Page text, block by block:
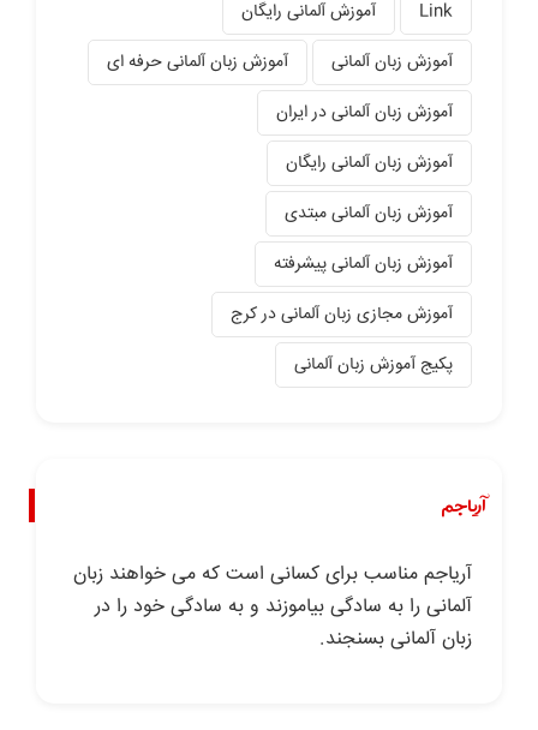
Link
آموزش آلمانی رایگان
آموزش زبان آلمانی
آموزش زبان آلمانی حرفه ای
آموزش زبان آلمانی در ایران
آموزش زبان آلمانی رایگان
آموزش زبان آلمانی مبتدی
آموزش زبان آلمانی پیشرفته
آموزش مجازی زبان آلمانی در کرج
پکیج آموزش زبان آلمانی
آریاجم
آریاجم مناسب برای کسانی است که می خواهند زبان
آلمانی را به سادگی بیاموزند و به سادگی خود را در
زبان آلمانی بسنجند.